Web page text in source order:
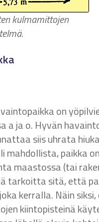
kulmamittojen
on
a ja o. Hyvän
siis uhrata
mahdollista, paikka
maastossa (tai
tarkoitta sitä, että
kerralla. Näin
kiintopisteinä